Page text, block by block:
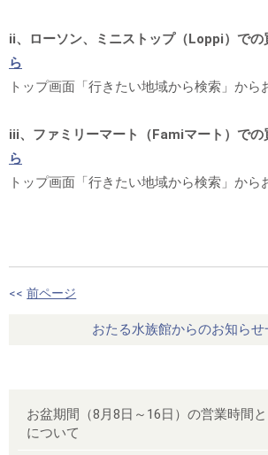
ⅱ、ローソン、ミニストップ（Loppi）での
ら
トップ画面「行きたい地域から検索」から
ⅲ、ファミリーマート（Famiマート）での
ら
トップ画面「行きたい地域から検索」から
<< 前ページ
おたる水族館からのお知らせ
お盆期間（8月8日～16日）の営業時間
について